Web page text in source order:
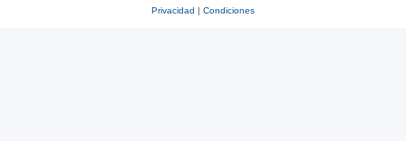
Privacidad | Condiciones